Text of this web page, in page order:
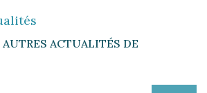
ACTUALITÉS DE